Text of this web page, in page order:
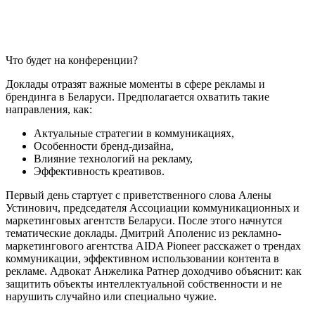
Что будет на конференции?
Доклады отразят важные моменты в сфере рекламы и
брендинга в Беларуси. Предполагается охватить такие
направления, как:
Актуальные стратегии в коммуникациях,
Особенности бренд-дизайна,
Влияние технологий на рекламу,
Эффективность креативов.
Первый день стартует с приветственного слова Алены
Устинович, председателя Ассоциации коммуникационных и
маркетинговых агентств Беларуси. После этого начнутся
тематические доклады. Дмитрий Аполенис из рекламно-
маркетингового агентства AIDA Pioneer расскажет о трендах
коммуникации, эффективном использовании контента в
рекламе. Адвокат Анжелика Ратнер доходчиво объяснит: как
защитить объекты интеллектуальной собственности и не
нарушить случайно или специально чужие.